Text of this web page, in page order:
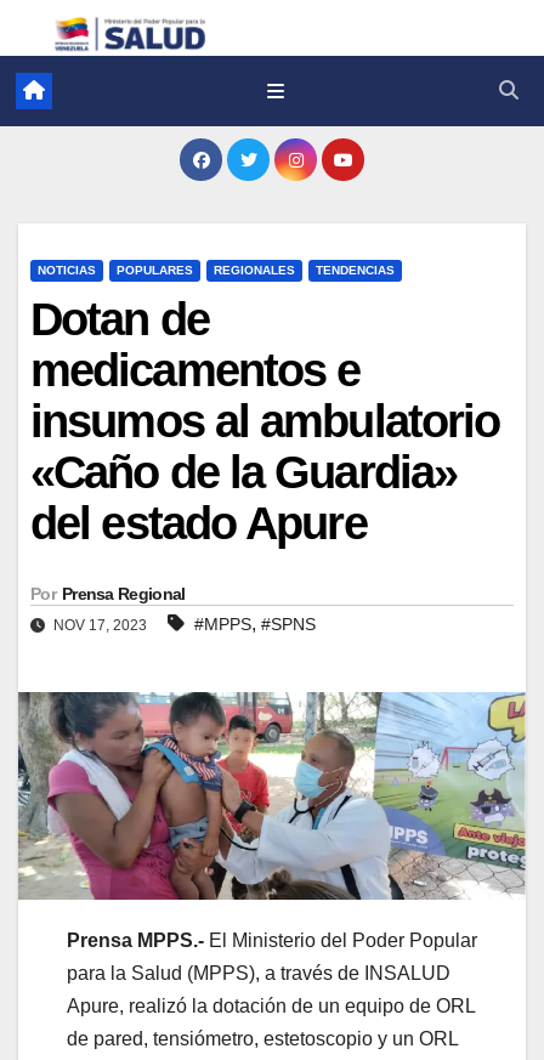
NOTICIAS POPULARES REGIONALES TENDENCIAS
Dotan de
medicamentos e
insumos al ambulatorio
«Caño de la Guardia»
del estado Apure
Por Prensa Regional
NOV 17, 2023 #MPPS, #SPNS
Prensa MPPS.- El Ministerio del Poder Popular
para la Salud (MPPS), a través de INSALUD
Apure, realizó la dotación de un equipo de ORL
de pared, tensiómetro, estetoscopio y un ORL